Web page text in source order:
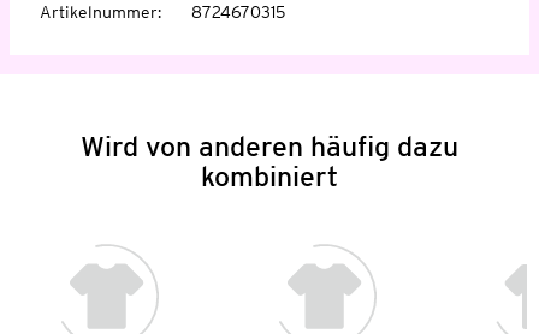
Artikelnummer: 8724670315
Wird von anderen häufig dazu
kombiniert